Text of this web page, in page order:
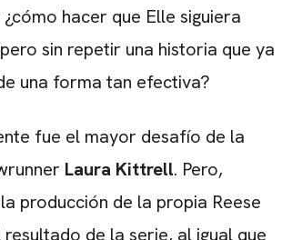
hacer que Elle siguiera
sin repetir una historia que ya
una forma tan efectiva?
fue el mayor desafío de la
Laura Kittrell. Pero,
producción de la propia Reese
de la serie, al igual que